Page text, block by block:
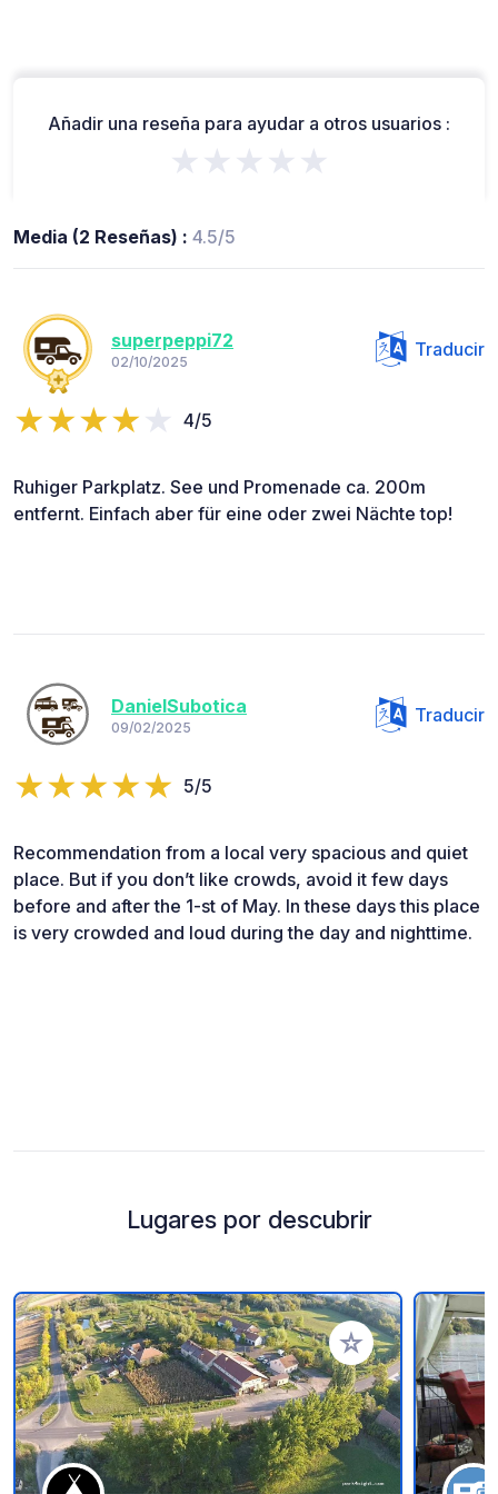
Añadir una reseña para ayudar a otros usuarios :
★★★★★
Media (2 Reseñas) : 4.5/5
superpeppi72
02/10/2025
Traducir
4/5
Ruhiger Parkplatz. See und Promenade ca. 200m
entfernt. Einfach aber für eine oder zwei Nächte top!
DanielSubotica
09/02/2025
Traducir
5/5
Recommendation from a local very spacious and quiet
place. But if you don’t like crowds, avoid it few days
before and after the 1-st of May. In these days this place
is very crowded and loud during the day and nighttime.
Lugares por descubrir
Añadir a tus